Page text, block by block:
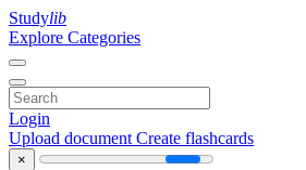
Studylib
Explore Categories
Login
Upload document Create flashcards
×